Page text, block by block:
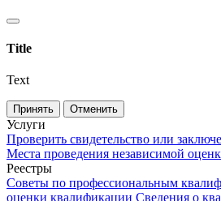
Title
Text
Принять Отменить
Услуги
Проверить свидетельство или
Места проведения независимой
Реестры
Советы по профессиональным
оценки квалификации Сведения о